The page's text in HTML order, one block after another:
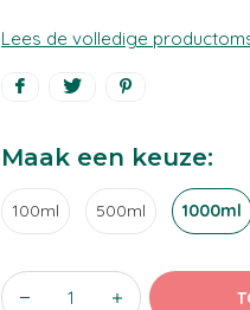
Lees de volledige
Maak een keuze:
100ml 500ml 1000ml